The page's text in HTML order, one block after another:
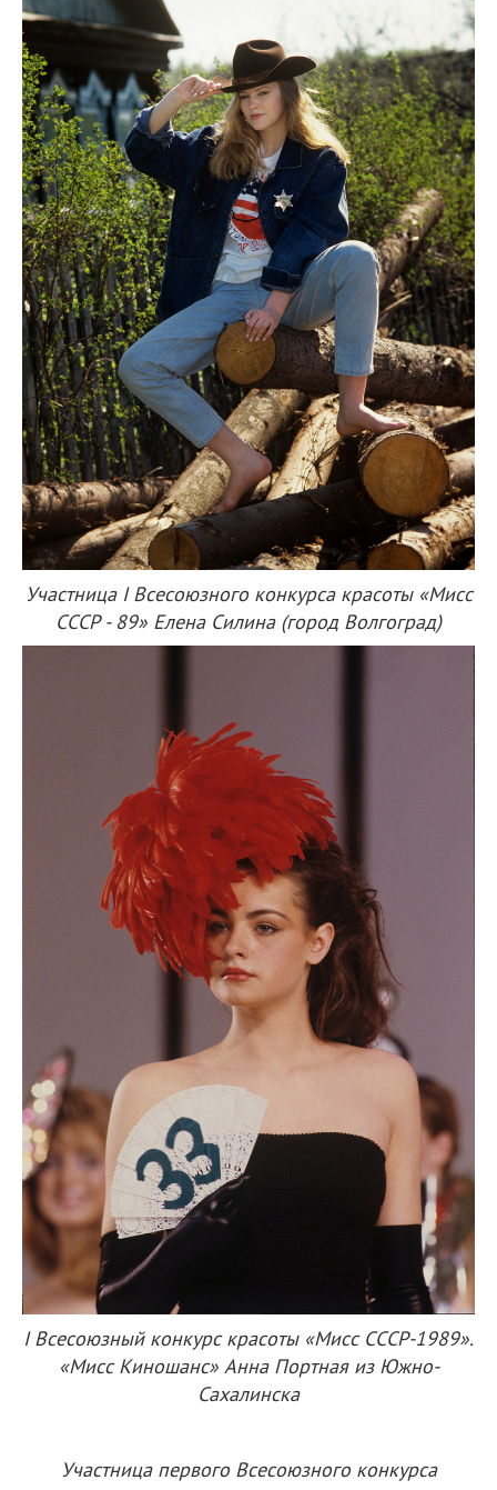
Участница I Всесоюзного конкурса красоты «Мисс
СССР - 89» Елена Силина (город Волгоград)
I Всесоюзный конкурс красоты «Мисс СССР-1989».
«Мисс Киношанс» Анна Портная из Южно-
Сахалинска
Участница первого Всесоюзного конкурса